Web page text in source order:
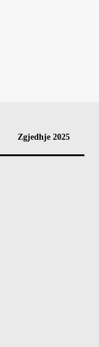
Zgjedhje 2025